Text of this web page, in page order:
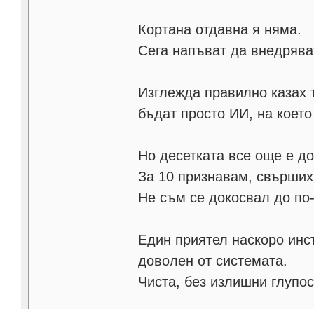
Кортана отдавна я няма.
Сега напъват да
Изглежда правилно
бъдат просто ИИ, на
Но десетката все още е
За 10 признавам,
Не съм се докосвал до
Един приятел наскоро
доволен от системата.
Чиста, без излишни